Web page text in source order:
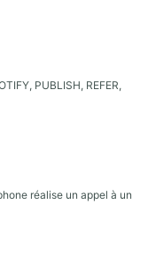
PUBLISH, REFER,
réalise un appel à un